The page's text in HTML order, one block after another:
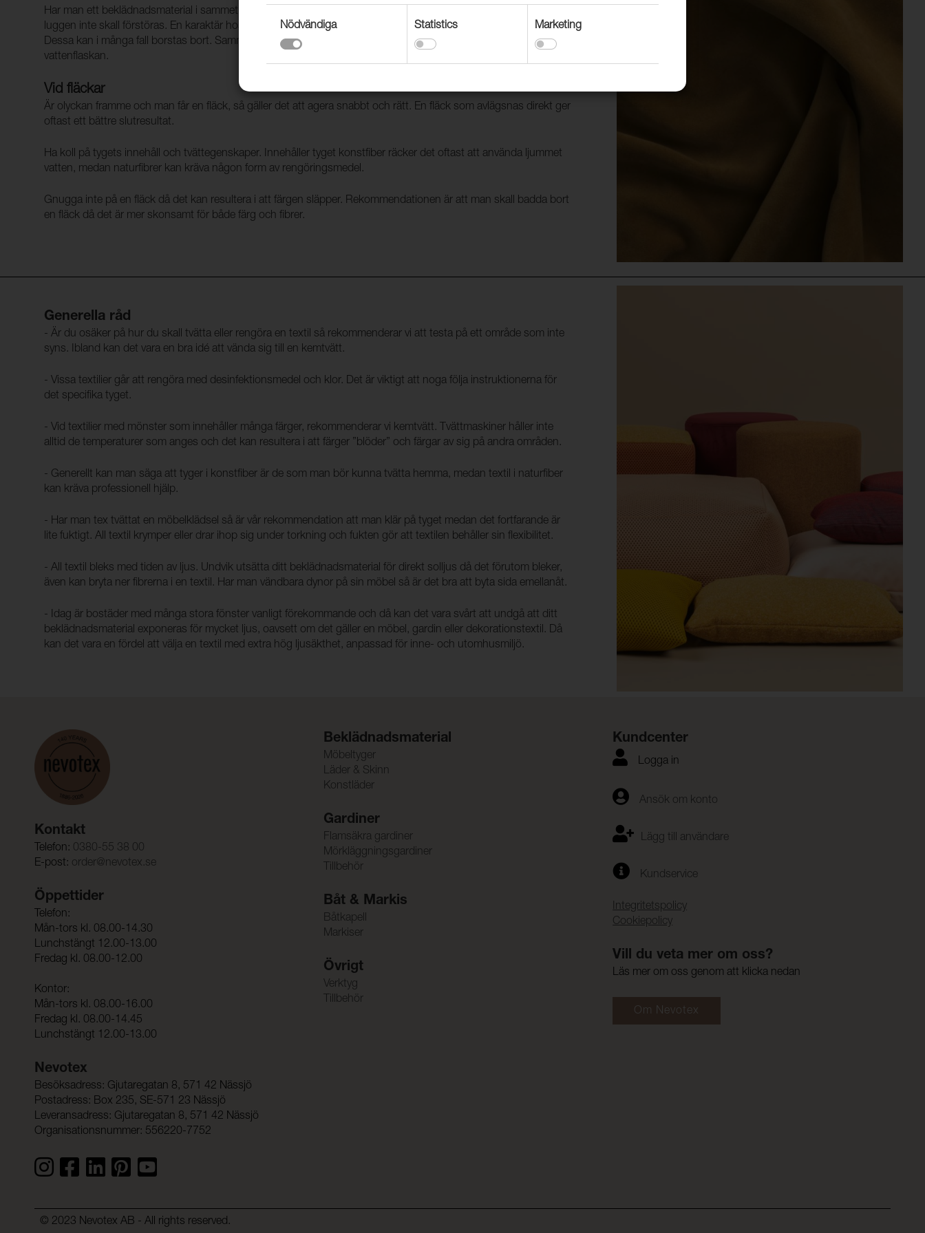
Har man ett beklädnadsmaterial i sammet så är det viktigt att man dammsuger eller torkar ”medhårs” för att
luggen inte skall förstöras. En karaktär hos sammet är tryckmärken, som kommer av att luggen lägger sig ned.
Dessa kan i många fall borstas bort. Sammetsfibrer i naturmaterial kan också återhämta sig av en fin dusch med
vattenflaskan.
Vid fläckar
Är olyckan framme och man får en fläck, så gäller det att agera snabbt och rätt. En fläck som avlägsnas direkt ger
oftast ett bättre slutresultat.
Ha koll på tygets innehåll och tvättegenskaper. Innehåller tyget konstfiber räcker det oftast att använda ljummet
vatten, medan naturfibrer kan kräva någon form av rengöringsmedel.
Gnugga inte på en fläck då det kan resultera i att färgen släpper. Rekommendationen är att man skall badda bort
en fläck då det är mer skonsamt för både färg och fibrer.
Generella råd
- Är du osäker på hur du skall tvätta eller rengöra en textil så rekommenderar vi att testa på ett område som inte
syns. Ibland kan det vara en bra idé att vända sig till en kemtvätt.
- Vissa textilier går att rengöra med desinfektionsmedel och klor. Det är viktigt att noga följa instruktionerna för
det specifika tyget.
- Vid textilier med mönster som innehåller många färger, rekommenderar vi kemtvätt. Tvättmaskiner håller inte
alltid de temperaturer som anges och det kan resultera i att färger ”blöder” och färgar av sig på andra områden.
- Generellt kan man säga att tyger i konstfiber är de som man bör kunna tvätta hemma, medan textil i naturfiber
kan kräva professionell hjälp.
- Har man tex tvättat en möbelklädsel så är vår rekommendation att man klär på tyget medan det fortfarande är
lite fuktigt. All textil krymper eller drar ihop sig under torkning och fukten gör att textilen behåller sin flexibilitet.
- All textil bleks med tiden av ljus. Undvik utsätta ditt beklädnadsmaterial för direkt solljus då det förutom bleker,
även kan bryta ner fibrerna i en textil. Har man vändbara dynor på sin möbel så är det bra att byta sida emellanåt.
- Idag är bostäder med många stora fönster vanligt förekommande och då kan det vara svårt att undgå att ditt
beklädnadsmaterial exponeras för mycket ljus, oavsett om det gäller en möbel, gardin eller dekorationstextil. Då
kan det vara en fördel att välja en textil med extra hög ljusäkthet, anpassad för inne- och utomhusmiljö.
Kontakt
Telefon: 0380-55 38 00
E-post: order@nevotex.se
Öppettider
Telefon:
Mån-tors kl. 08.00-14.30
Lunchstängt 12.00-13.00
Fredag kl. 08.00-12.00
Kontor:
Mån-tors kl. 08.00-16.00
Fredag kl. 08.00-14.45
Lunchstängt 12.00-13.00
Nevotex
Besöksadress: Gjutaregatan 8, 571 42 Nässjö
Postadress: Box 235, SE-571 23 Nässjö
Leveransadress: Gjutaregatan 8, 571 42 Nässjö
Organisationsnummer: 556220-7752
Beklädnadsmaterial
Möbeltyger
Läder & Skinn
Konstläder
Gardiner
Flamsäkra gardiner
Mörkläggningsgardiner
Tillbehör
Båt & Markis
Båtkapell
Markiser
Övrigt
Verktyg
Tillbehör
Kundcenter
Logga in
Ansök om konto
Lägg till användare
Kundservice
Integritetspolicy
Cookiepolicy
Vill du veta mer om oss?
Läs mer om oss genom att klicka nedan
Om Nevotex
© 2023 Nevotex AB - All rights reserved.
Nödvändiga Statistics Marketing